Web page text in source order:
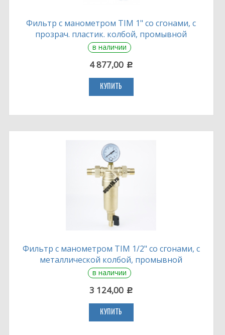
Фильтр с манометром TIM 1" со сгонами, с
прозрач. пластик. колбой, промывной
в наличии
4 877,00 c
КУПИТЬ
Фильтр с манометром TIM 1/2" со сгонами, с
металлической колбой, промывной
в наличии
3 124,00 c
КУПИТЬ